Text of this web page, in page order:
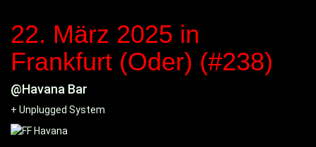
22. März 2025 in
Frankfurt (Oder) (#238)
@Havana Bar
+ Unplugged System